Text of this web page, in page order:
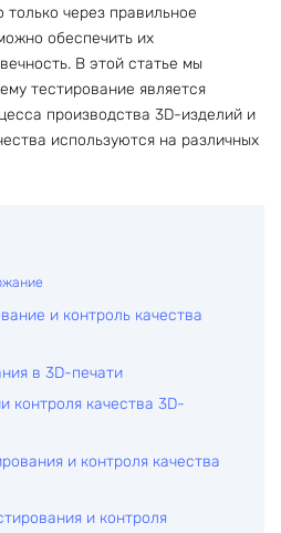
только через правильное
обеспечить их
В этой статье мы
тестирование является
производства 3D-изделий и
используются на различных
и контроль качества
в 3D-печати
контроля качества 3D-
и контроля качества
и контроля